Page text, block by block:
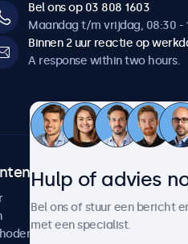
Bel ons op 03 808 1603
Maandag t/m vrijdag, 08:30 -
Binnen 2 uur reactie op
A response within two hours.
Hulp of advies
Bel ons of stuur een bericht
met een specialist.